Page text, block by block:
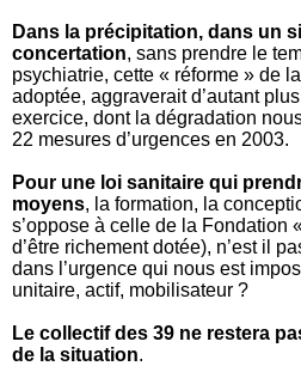
Dans la précipitation, dans un
concertation, sans prendre le
psychiatrie, cette « réforme » de
adoptée, aggraverait d’autant
exercice, dont la dégradation
22 mesures d’urgences en 2003.
Pour une loi sanitaire qui
moyens, la formation, la
s’oppose à celle de la Fondation
d’être richement dotée), n’est il
dans l’urgence qui nous est
unitaire, actif, mobilisateur ?
Le collectif des 39 ne restera
de la situation.